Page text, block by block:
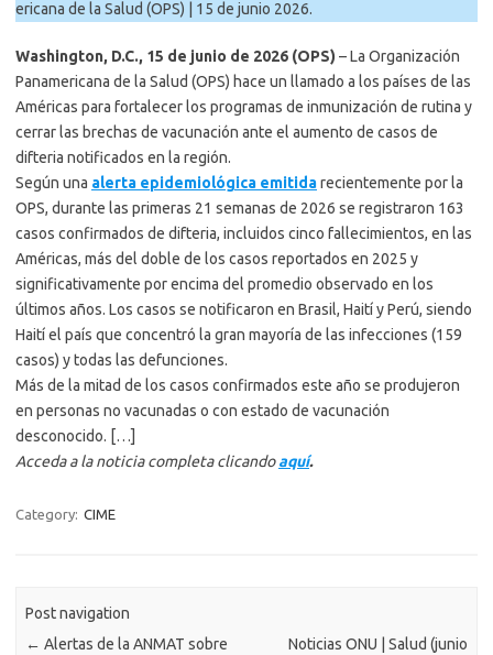
ericana de la Salud (OPS) | 15 de junio 2026.
Washington, D.C., 15 de junio de 2026 (OPS) – La Organización
Panamericana de la Salud (OPS) hace un llamado a los países de las
Américas para fortalecer los programas de inmunización de rutina y
cerrar las brechas de vacunación ante el aumento de casos de
difteria notificados en la región.
Según una alerta epidemiológica emitidarecientemente por la
OPS, durante las primeras 21 semanas de 2026 se registraron 163
casos confirmados de difteria, incluidos cinco fallecimientos, en las
Américas, más del doble de los casos reportados en 2025 y
significativamente por encima del promedio observado en los
últimos años. Los casos se notificaron en Brasil, Haití y Perú, siendo
Haití el país que concentró la gran mayoría de las infecciones (159
casos) y todas las defunciones.
Más de la mitad de los casos confirmados este año se produjeron
en personas no vacunadas o con estado de vacunación
desconocido. […]
Acceda a la noticia completa clicandoaquí.
Category: CIME
Post navigation
← Alertas de la ANMAT sobre
Noticias ONU | Salud (junio